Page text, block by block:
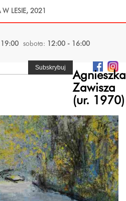
19:00 sobota: 12:00 - 16:00
Agnieszka
Zawisza
(ur. 1970)
W LESIE, 2021